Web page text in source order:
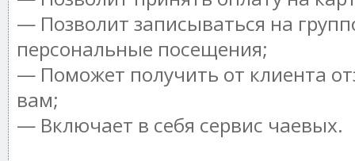
— Позволит записываться на
персональные посещения;
— Поможет получить от клиента
вам;
— Включает в себя сервис чаевых.